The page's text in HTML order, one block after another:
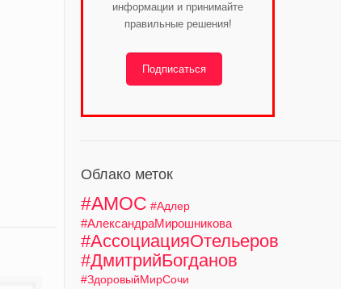
информации и принимайте
правильные решения!
Подписаться
Облако меток
#АМОС #Адлер
#АлександраМирошникова
#АссоциацияОтельеров
#ДмитрийБогданов
#ЗдоровыйМирСочи